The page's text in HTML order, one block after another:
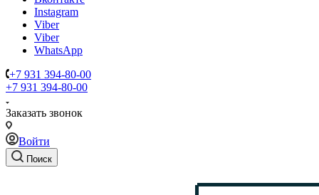
Instagram
Viber
Viber
WhatsApp
+7 931 394-80-00
+7 931 394-80-00
Заказать звонок
Войти
Поиск